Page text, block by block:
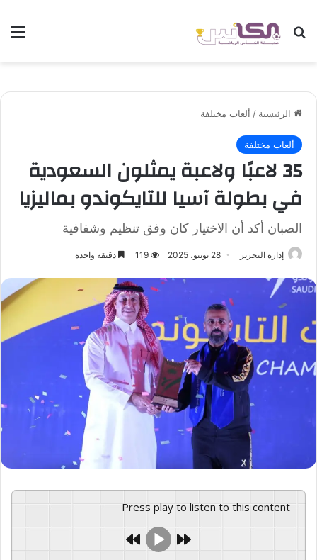
بحث عن
الرئيسية / ألعاب مختلفة
ألعاب مختلفة
35 لاعبًا ولاعبة يمثلون السعودية
في بطولة آسيا للتايكوندو بماليزيا
الصبان أكد أن الاختيار كان وفق تنظيم وشفافية
إدارة التحرير 28 يونيو، 2025 119 دقيقة واحدة
Press play to listen to this content